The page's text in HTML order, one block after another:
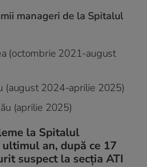
manageri de la Spitalul
(octombrie 2021-august
(august 2024-aprilie 2025)
(aprilie 2025)
la Spitalul
an, după ce 17
suspect la secția ATI